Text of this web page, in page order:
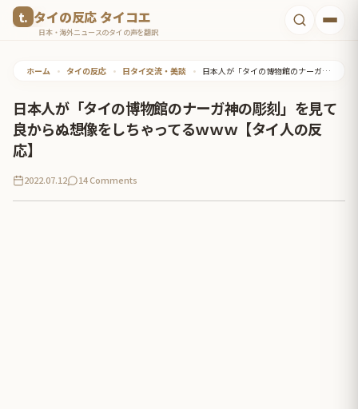
タイの反応 タイコエ
日本・海外ニュースのタイの声を翻訳
ホーム • タイの反応 • 日タイ交流・美談 • 日本人が「タイの博物館のナーガ神の彫刻」を見て良からぬ想像をしちゃってるｗｗｗ【タイ人の反応】
日本人が「タイの博物館のナーガ神の彫刻」を見て
良からぬ想像をしちゃってるｗｗｗ【タイ人の反
応】
2022.07.12 14 Comments